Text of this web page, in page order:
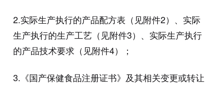
2.实际生产执行的产品配方表（见附件2）、实际
生产执行的生产工艺（见附件3）、实际生产执行
的产品技术要求（见附件4）；
3.《国产保健食品注册证书》及其相关变更或转让